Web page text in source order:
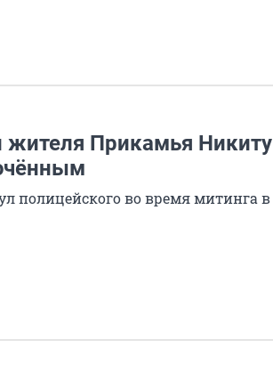
жителя Прикамья Никиту
полицейского во время митинга в